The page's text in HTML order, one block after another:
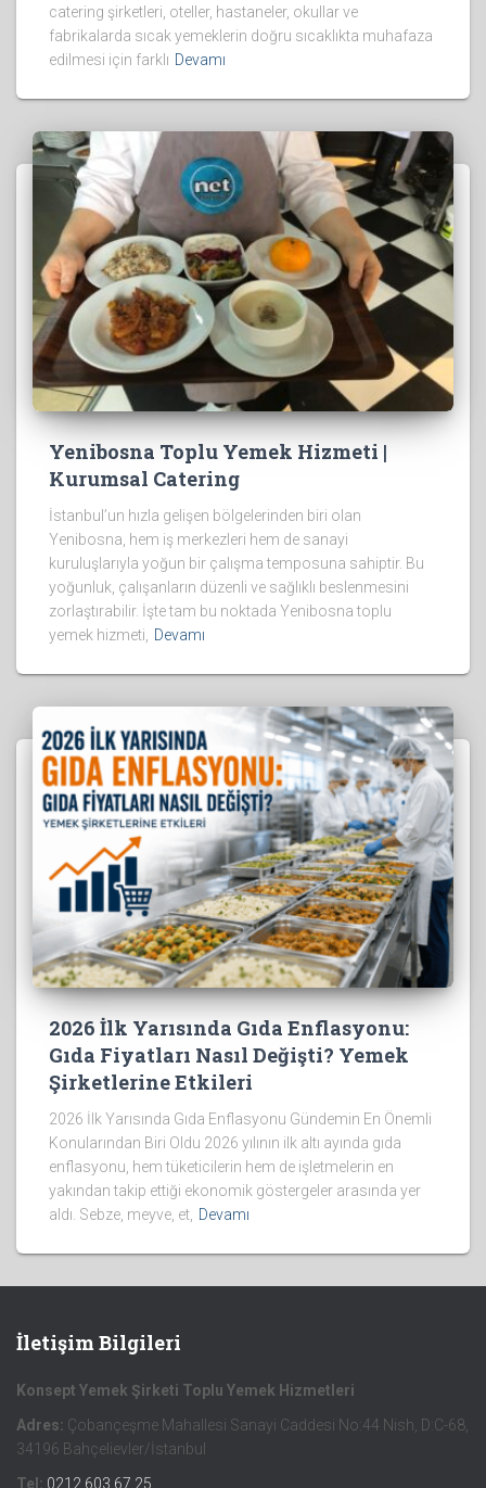
catering şirketleri, oteller, hastaneler, okullar ve
fabrikalarda sıcak yemeklerin doğru sıcaklıkta muhafaza
edilmesi için farklı Devamı
Yenibosna Toplu Yemek Hizmeti |
Kurumsal Catering
İstanbul’un hızla gelişen bölgelerinden biri olan
Yenibosna, hem iş merkezleri hem de sanayi
kuruluşlarıyla yoğun bir çalışma temposuna sahiptir. Bu
yoğunluk, çalışanların düzenli ve sağlıklı beslenmesini
zorlaştırabilir. İşte tam bu noktada Yenibosna toplu
yemek hizmeti, Devamı
2026 İlk Yarısında Gıda Enflasyonu:
Gıda Fiyatları Nasıl Değişti? Yemek
Şirketlerine Etkileri
2026 İlk Yarısında Gıda Enflasyonu Gündemin En Önemli
Konularından Biri Oldu 2026 yılının ilk altı ayında gıda
enflasyonu, hem tüketicilerin hem de işletmelerin en
yakından takip ettiği ekonomik göstergeler arasında yer
aldı. Sebze, meyve, et, Devamı
İletişim Bilgileri
Konsept Yemek Şirketi Toplu Yemek Hizmetleri
Adres: Çobançeşme Mahallesi Sanayi Caddesi No:44 Nish, D:C-68,
34196 Bahçelievler/İstanbul
Tel: 0212 603 67 25